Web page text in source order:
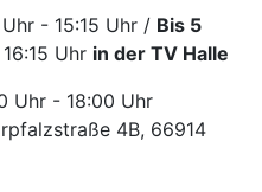
- 15:15 Uhr / Bis 5
Uhr in der TV Halle
Uhr - 18:00 Uhr
4B, 66914